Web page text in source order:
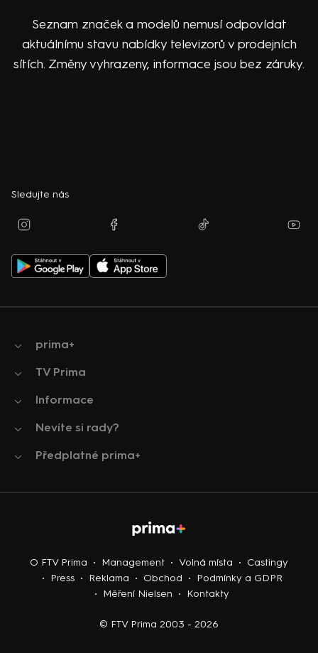
Seznam značek a modelů nemusí odpovídat
aktuálnímu stavu nabídky televizorů v prodejních
sítích. Změny vyhrazeny, informace jsou bez záruky.
Sledujte nás
prima+
TV Prima
Informace
Nevíte si rady?
Předplatné prima+
O FTV Prima Management Volná místa
Castingy
Press
Reklama Obchod
Podmínky a GDPR
Měření Nielsen
Kontakty
© FTV Prima 2003 - 2026